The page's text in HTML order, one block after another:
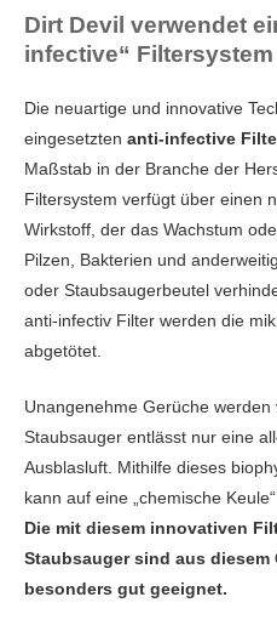
Dirt Devil verwendet
infective“ Filtersystem
Die neuartige und innovative
eingesetzten anti-infective
Maßstab in der Branche der
Filtersystem verfügt über einen
Wirkstoff, der das Wachstum
Pilzen, Bakterien und
oder Staubsaugerbeutel
anti-infectiv Filter werden die
abgetötet.
Unangenehme Gerüche
Staubsauger entlässt nur eine
Ausblasluft. Mithilfe dieses
kann auf eine „chemische
Die mit diesem innovativen
Staubsauger sind aus
besonders gut geeignet.